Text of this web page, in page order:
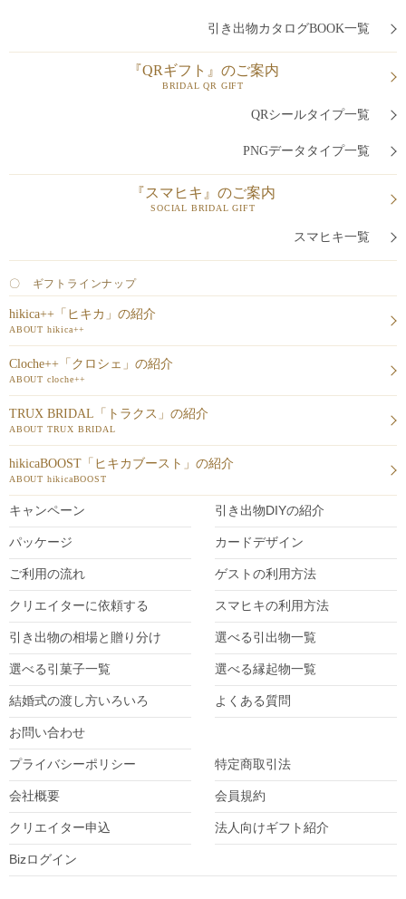
引き出物カタログBOOK一覧
『QRギフト』のご案内
BRIDAL QR GIFT
QRシールタイプ一覧
PNGデータタイプ一覧
『スマヒキ』のご案内
SOCIAL BRIDAL GIFT
スマヒキ一覧
〇 ギフトラインナップ
hikica++「ヒキカ」の紹介
ABOUT hikica++
Cloche++「クロシェ」の紹介
ABOUT cloche++
TRUX BRIDAL「トラクス」の紹介
ABOUT TRUX BRIDAL
hikicaBOOST「ヒキカブースト」の紹介
ABOUT hikicaBOOST
キャンペーン 引き出物DIYの紹介
パッケージ カードデザイン
ご利用の流れ ゲストの利用方法
クリエイターに依頼する スマヒキの利用方法
引き出物の相場と贈り分け 選べる引出物一覧
選べる引菓子一覧 選べる縁起物一覧
結婚式の渡し方いろいろ よくある質問
お問い合わせ
プライバシーポリシー 特定商取引法
会社概要 会員規約
クリエイター申込 法人向けギフト紹介
Bizログイン